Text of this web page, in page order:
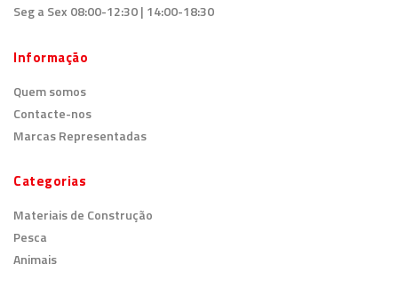
Seg a Sex 08:00-12:30 | 14:00-18:30
Informação
Quem somos
Contacte-nos
Marcas Representadas
Categorias
Materiais de Construção
Pesca
Animais